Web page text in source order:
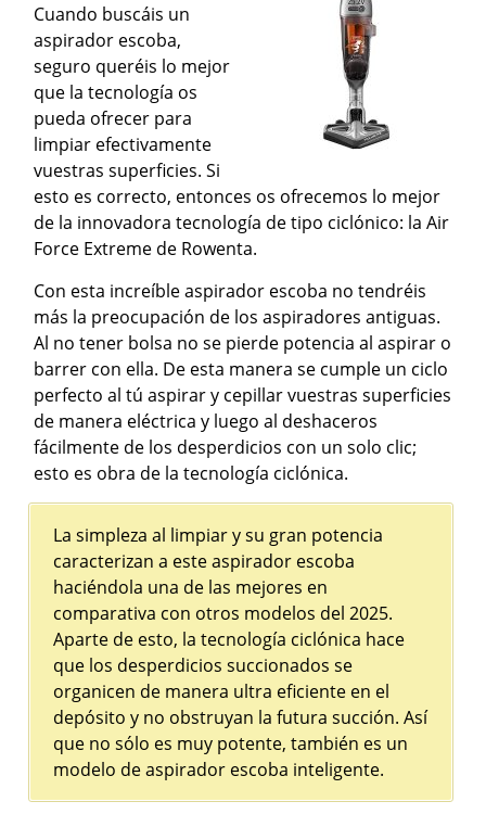
Cuando buscáis un
aspirador escoba,
seguro queréis lo mejor
que la tecnología os
pueda ofrecer para
limpiar efectivamente
vuestras superficies. Si
esto es correcto, entonces os ofrecemos lo mejor
de la innovadora tecnología de tipo ciclónico: la Air
Force Extreme de Rowenta.
Con esta increíble aspirador escoba no tendréis
más la preocupación de los aspiradores antiguas.
Al no tener bolsa no se pierde potencia al aspirar o
barrer con ella. De esta manera se cumple un ciclo
perfecto al tú aspirar y cepillar vuestras superficies
de manera eléctrica y luego al deshaceros
fácilmente de los desperdicios con un solo clic;
esto es obra de la tecnología ciclónica.
La simpleza al limpiar y su gran potencia
caracterizan a este aspirador escoba
haciéndola una de las mejores en
comparativa con otros modelos del 2025.
Aparte de esto, la tecnología ciclónica hace
que los desperdicios succionados se
organicen de manera ultra eficiente en el
depósito y no obstruyan la futura succión. Así
que no sólo es muy potente, también es un
modelo de aspirador escoba inteligente.